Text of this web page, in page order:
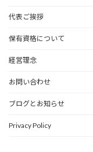
代表ご挨拶
保有資格について
経営理念
お問い合わせ
ブログとお知らせ
Privacy Policy